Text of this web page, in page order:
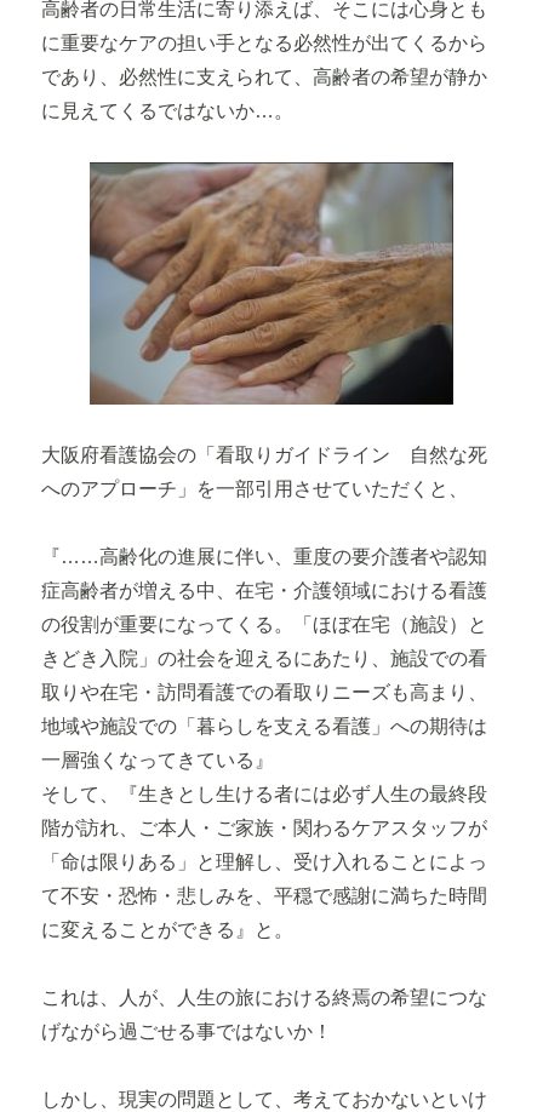
高齢者の日常生活に寄り添えば、そこには心身とも
に重要なケアの担い手となる必然性が出てくるから
であり、必然性に支えられて、高齢者の希望が静か
に見えてくるではないか…。
大阪府看護協会の「看取りガイドライン 自然な死
へのアプローチ」を一部引用させていただくと、
『……高齢化の進展に伴い、重度の要介護者や認知
症高齢者が増える中、在宅・介護領域における看護
の役割が重要になってくる。「ほぼ在宅（施設）と
きどき入院」の社会を迎えるにあたり、施設での看
取りや在宅・訪問看護での看取りニーズも高まり、
地域や施設での「暮らしを支える看護」への期待は
一層強くなってきている』
そして、『生きとし生ける者には必ず人生の最終段
階が訪れ、ご本人・ご家族・関わるケアスタッフが
「命は限りある」と理解し、受け入れることによっ
て不安・恐怖・悲しみを、平穏で感謝に満ちた時間
に変えることができる』と。
これは、人が、人生の旅における終焉の希望につな
げながら過ごせる事ではないか！
しかし、現実の問題として、考えておかないといけ